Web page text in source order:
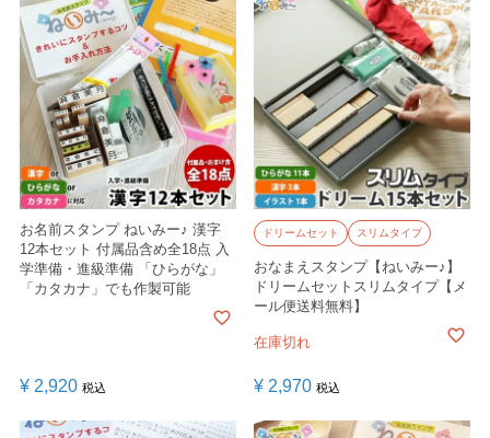
お名前スタンプ ねいみー♪ 漢字
12本セット 付属品含め全18点 入
学準備・進級準備 「ひらがな」
「カタカナ」でも作製可能
¥ 2,920 税込
ドリームセット スリムタイプ
おなまえスタンプ【ねいみー♪】
ドリームセットスリムタイプ【メ
ール便送料無料】
在庫切れ
¥ 2,970 税込